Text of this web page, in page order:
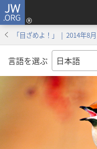
JW.ORG
「目ざめよ！」 | 2014年8月
言語を選ぶ